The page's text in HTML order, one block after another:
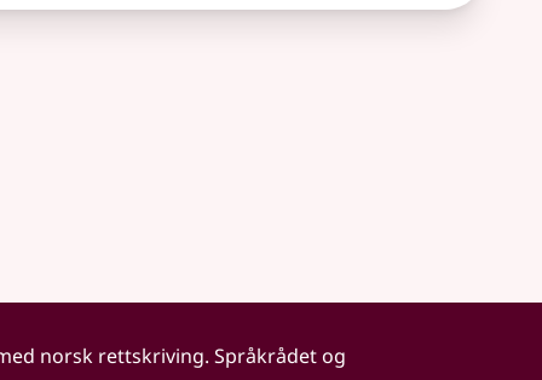
norsk rettskriving. Språkrådet og